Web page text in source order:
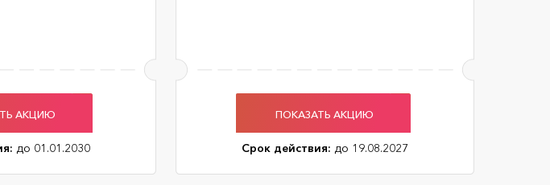
АКЦИЮ
до 01.01.2030
ПОКАЗАТЬ АКЦИЮ
Срок действия: до 19.08.2027